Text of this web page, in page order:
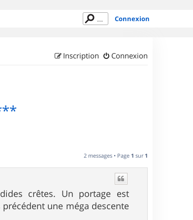
Connexion
Connexion
Inscription
2 messages • Page 1 sur 1
crêtes. Un portage est
une méga descente